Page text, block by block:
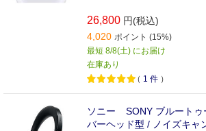
26,800 円(税込)
4,020 ポイント (15%)
最短 8/8(土) にお届け
在庫あり
（ 1 件 ）
ソニー SONY ブルートゥ
バーヘッド型 / ノイズキャ